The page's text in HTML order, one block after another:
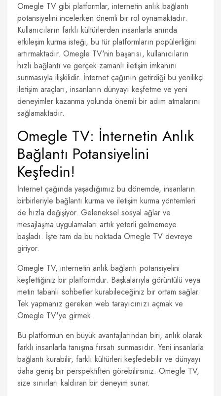
Omegle TV gibi platformlar, internetin anlık bağlantı
potansiyelini incelerken önemli bir rol oynamaktadır.
Kullanıcıların farklı kültürlerden insanlarla anında
etkileşim kurma isteği, bu tür platformların popülerliğini
artırmaktadır. Omegle TV'nin başarısı, kullanıcıların
hızlı bağlantı ve gerçek zamanlı iletişim imkanını
sunmasıyla ilişkilidir. İnternet çağının getirdiği bu yenilikçi
iletişim araçları, insanların dünyayı keşfetme ve yeni
deneyimler kazanma yolunda önemli bir adım atmalarını
sağlamaktadır.
Omegle TV: İnternetin Anlık
Bağlantı Potansiyelini
Keşfedin!
İnternet çağında yaşadığımız bu dönemde, insanların
birbirleriyle bağlantı kurma ve iletişim kurma yöntemleri
de hızla değişiyor. Geleneksel sosyal ağlar ve
mesajlaşma uygulamaları artık yeterli gelmemeye
başladı. İşte tam da bu noktada Omegle TV devreye
giriyor.
Omegle TV, internetin anlık bağlantı potansiyelini
keşfettiğiniz bir platformdur. Başkalarıyla görüntülü veya
metin tabanlı sohbetler kurabileceğiniz bir ortam sağlar.
Tek yapmanız gereken web tarayıcınızı açmak ve
Omegle TV'ye girmek.
Bu platformun en büyük avantajlarından biri, anlık olarak
farklı insanlarla tanışma fırsatı sunmasıdır. Yeni insanlarla
bağlantı kurabilir, farklı kültürleri keşfedebilir ve dünyayı
daha geniş bir perspektiften görebilirsiniz. Omegle TV,
size sınırları kaldıran bir deneyim sunar.